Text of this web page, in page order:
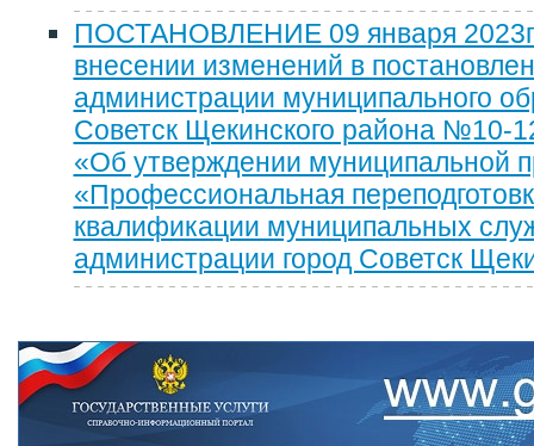
ПОСТАНОВЛЕНИЕ 09 января
внесении изменений в
администрации муниципального
Советск Щекинского района №10-
«Об утверждении муниципальной
«Профессиональная
квалификации муниципальных
администрации город Советск